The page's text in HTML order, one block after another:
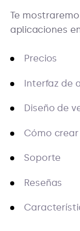
Te
aplicaciones
Precios
Interfaz de
Diseño de
Cómo
Soporte
Reseñas